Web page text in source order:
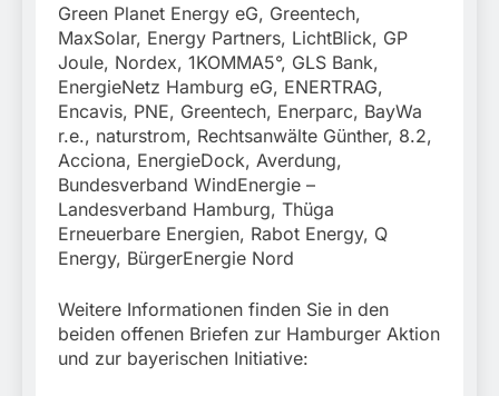
Green Planet Energy eG, Greentech,
MaxSolar, Energy Partners, LichtBlick, GP
Joule, Nordex, 1KOMMA5°, GLS Bank,
EnergieNetz Hamburg eG, ENERTRAG,
Encavis, PNE, Greentech, Enerparc, BayWa
r.e., naturstrom, Rechtsanwälte Günther, 8.2,
Acciona, EnergieDock, Averdung,
Bundesverband WindEnergie –
Landesverband Hamburg, Thüga
Erneuerbare Energien, Rabot Energy, Q
Energy, BürgerEnergie Nord
Weitere Informationen finden Sie in den
beiden offenen Briefen zur Hamburger Aktion
und zur bayerischen Initiative: